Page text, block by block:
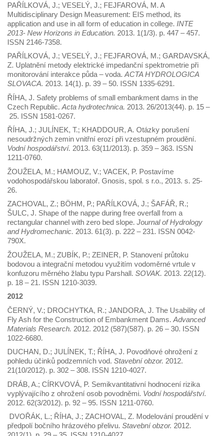
PAŘÍLKOVÁ, J.; VESELÝ, J.; FEJFAROVÁ, M. A
Multidisciplinary Design Measurement: EIS method, its
application and use in all form of education in college. INTE
2013- New Horizons in Education. 2013. 1(1/3). p. 447 – 457.
ISSN 2146-7358.
PAŘÍLKOVÁ, J.; VESELÝ, J.; FEJFAROVÁ, M.; GARDAVSKÁ,
Z. Uplatnění metody elektrické impedanční spektrometrie při
monitorování interakce půda – voda.ACTA HYDROLOGICA
SLOVACA. 2013. 14(1). p. 39 – 50. ISSN 1335-6291.
ŘÍHA, J. Safety problems of small embankment dams in the
Czech Republic. Acta hydrotechnica. 2013. 26/2013(44). p. 15 –
25. ISSN 1581-0267.
ŘÍHA, J.; JULÍNEK, T.; KHADDOUR, A. Otázky porušení
nesoudržných zemin vnitřní erozí při vzestupném proudění.
Vodní hospodářství. 2013. 63(11/2013). p. 359 – 363. ISSN
1211-0760.
ŽOUŽELA, M.; HAMOUZ, V.; VACEK, P. Postavíme
vodohospodářskou laboratoř. Gnosis, spol. s r.o., 2013. s. 25-
26.
ZACHOVAL, Z.; BÖHM, P.; PAŘÍLKOVÁ, J.; ŠAFÁŘ, R.;
ŠULC, J. Shape of the nappe during free overfall from a
rectangular channel with zero bed slope. Journal of Hydrology
and Hydromechanic. 2013. 61(3). p. 222 – 231. ISSN 0042-
790X.
ŽOUŽELA, M.; ZUBÍK, P.; ZEINER, P. Stanovení průtoku
bodovou a integrační metodou využitím vodoměrné vrtule v
konfuzoru měrného žlabu typu Parshall. SOVAK. 2013. 22(12).
p. 18 – 21. ISSN 1210-3039.
2012
ČERNÝ, V.; DROCHYTKA, R.; JANDORA, J. The Usability of
Fly Ash for the Construction of Embankment Dams. Advanced
Materials Research. 2012. 2012 (587)(587). p. 26 – 30. ISSN
1022-6680.
DUCHAN, D.; JULÍNEK, T.; ŘÍHA, J. Povodňové ohrožení z
pohledu účinků podzemních vod. Stavební obzor. 2012.
21(10/2012). p. 302 – 308. ISSN 1210-4027.
DRÁB, A.; CÍRKVOVÁ, P. Semikvantitativní hodnocení rizika
vyplývajícího z ohrožení osob povodněmi. Vodní hospodářství.
2012. 62(3/2012). p. 92 – 95. ISSN 1211-0760.
DVOŘÁK, L.; ŘÍHA, J.; ZACHOVAL, Z. Modelování proudění v
předpolí bočního hrázového přelivu. Stavební obzor. 2012.